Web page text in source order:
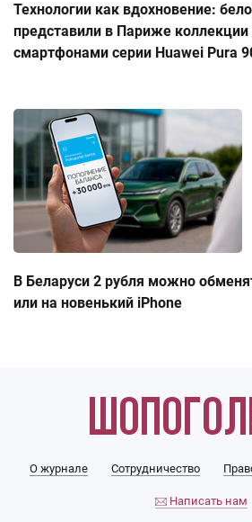
Технологии как вдохновение:
представили в Париже коллекции
смартфонами серии Huawei Pura
В Беларуси 2 рубля можно
или на новенький iPhone
О журнале Сотрудничество
Написать нам